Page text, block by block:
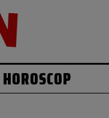
HOROSCOP